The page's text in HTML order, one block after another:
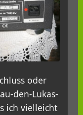
oder
den-Lukas-
ich vielleicht